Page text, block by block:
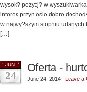
wysok? pozycj? w
interes przyniesie dobre
w najwy?szym stopniu udanych
[…]
JUN
24
Oferta -
June 24, 2014 | Leave a